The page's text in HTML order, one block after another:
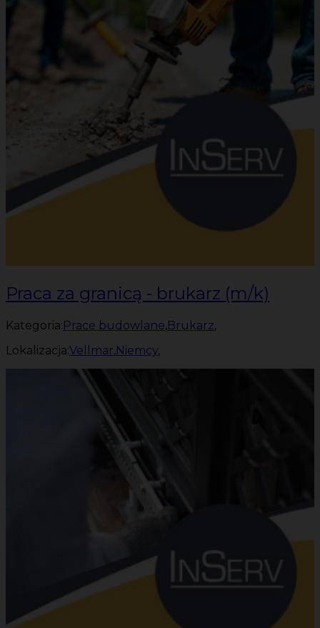
Praca za granicą - brukarz (m/k)
Kategoria:Prace budowlane,Brukarz,
Lokalizacja:Vellmar,Niemcy,